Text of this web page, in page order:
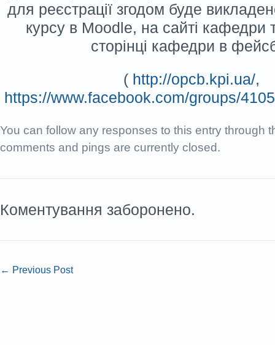
для реєстрації згодом буде
курсу в Moodle, на сайті кафедри
сторінці кафедри в
( http://opcb.kpi.ua/,
https://www.facebook.com/groups/
You can follow any responses to this entry through
comments and pings are currently closed.
Коментування заборонено.
← Previous Post